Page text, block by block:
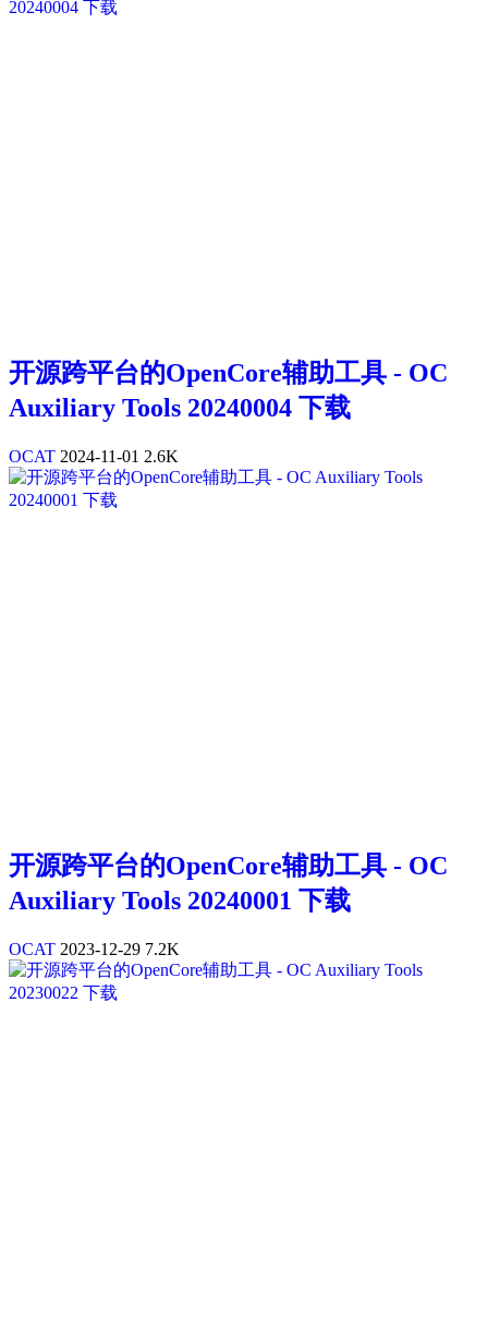
开源跨平台的OpenCore辅助工具 - OC
Auxiliary Tools 20240004 下载
OCAT 2024-11-01 2.6K
开源跨平台的OpenCore辅助工具 - OC
Auxiliary Tools 20240001 下载
OCAT 2023-12-29 7.2K